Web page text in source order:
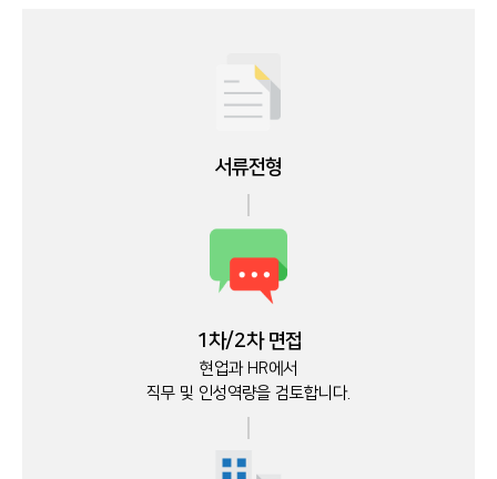
서류전형
1차/2차 면접
현업과 HR에서
직무 및 인성역량을 검토합니다.